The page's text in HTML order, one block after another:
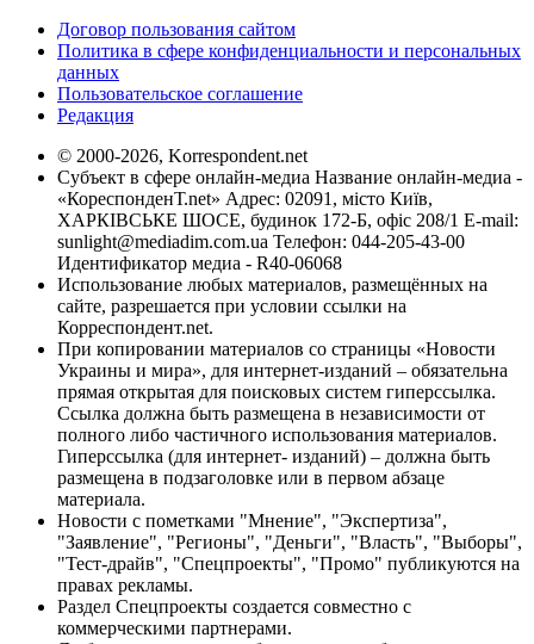
Договор пользования сайтом
Политика в сфере конфиденциальности и персональных
данных
Пользовательское соглашение
Редакция
© 2000-2026, Korrespondent.net
Субъект в сфере онлайн-медиа Название онлайн-медиа -
«КореспонденТ.net» Адрес: 02091, місто Київ,
ХАРКІВСЬКЕ ШОСЕ, будинок 172-Б, офіс 208/1 E-mail:
sunlight@mediadim.com.ua Телефон: 044-205-43-00
Идентификатор медиа - R40-06068
Использование любых материалов, размещённых на
сайте, разрешается при условии ссылки на
Корреспондент.net.
При копировании материалов со страницы «Новости
Украины и мира», для интернет-изданий – обязательна
прямая открытая для поисковых систем гиперссылка.
Ссылка должна быть размещена в независимости от
полного либо частичного использования материалов.
Гиперссылка (для интернет- изданий) – должна быть
размещена в подзаголовке или в первом абзаце
материала.
Новости с пометками "Мнение", "Экспертиза",
"Заявление", "Регионы", "Деньги", "Власть", "Выборы",
"Тест-драйв", "Спецпроекты", "Промо" публикуются на
правах рекламы.
Раздел Спецпроекты создается совместно с
коммерческими партнерами.